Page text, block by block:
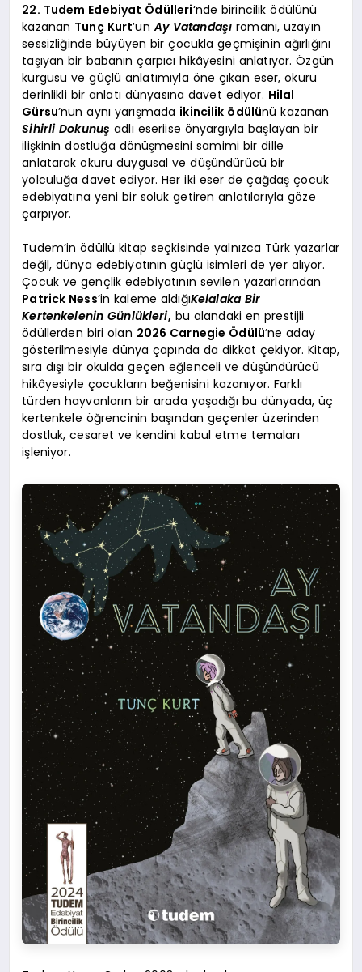
22. Tudem Edebiyat Ödülleri‘nde birincilik ödülünü
kazanan Tunç Kurt’unAy Vatandaşı romanı, uzayın
sessizliğinde büyüyen bir çocukla geçmişinin ağırlığını
taşıyan bir babanın çarpıcı hikâyesini anlatıyor. Özgün
kurgusu ve güçlü anlatımıyla öne çıkan eser, okuru
derinlikli bir anlatı dünyasına davet ediyor. Hilal
Gürsu’nun aynı yarışmada ikincilik ödülünü kazanan
Sihirli Dokunuşadlı eseriise önyargıyla başlayan bir
ilişkinin dostluğa dönüşmesini samimi bir dille
anlatarak okuru duygusal ve düşündürücü bir
yolculuğa davet ediyor. Her iki eser de çağdaş çocuk
edebiyatına yeni bir soluk getiren anlatılarıyla göze
çarpıyor.
Tudem’in ödüllü kitap seçkisinde yalnızca Türk yazarlar
değil, dünya edebiyatının güçlü isimleri de yer alıyor.
Çocuk ve gençlik edebiyatının sevilen yazarlarından
Patrick Ness’in kaleme aldığıKelalaka Bir
Kertenkelenin Günlükleri, bu alandaki en prestijli
ödüllerden biri olan 2026 Carnegie Ödülü’ne aday
gösterilmesiyle dünya çapında da dikkat çekiyor. Kitap,
sıra dışı bir okulda geçen eğlenceli ve düşündürücü
hikâyesiyle çocukların beğenisini kazanıyor. Farklı
türden hayvanların bir arada yaşadığı bu dünyada, üç
kertenkele öğrencinin başından geçenler üzerinden
dostluk, cesaret ve kendini kabul etme temaları
işleniyor.